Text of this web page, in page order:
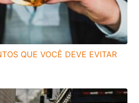
QUE VOCÊ DEVE EVITAR